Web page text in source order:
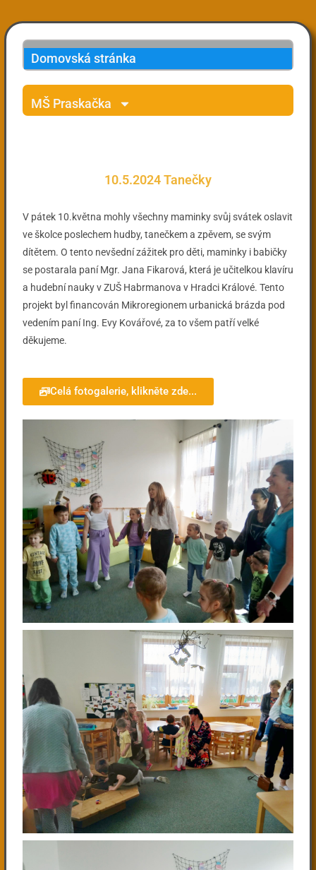
Domovská stránka
MŠ Praskačka
10.5.2024 Tanečky
V pátek 10.května mohly všechny maminky svůj svátek oslavit
ve školce poslechem hudby, tanečkem a zpěvem, se svým
dítětem. O tento nevšední zážitek pro děti, maminky i babičky
se postarala paní Mgr. Jana Fikarová, která je učitelkou klavíru
a hudební nauky v ZUŠ Habrmanova v Hradci Králové. Tento
projekt byl financován Mikroregionem urbanická brázda pod
vedením paní Ing. Evy Kovářové, za to všem patří velké
děkujeme.
Celá fotogalerie, klikněte zde...